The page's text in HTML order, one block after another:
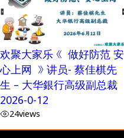
欢聚大家乐 《 做好防范 安
心上网 》 讲员- 蔡佳棋先
生 – 大华銀行高级副总裁
2026-0-12
24views